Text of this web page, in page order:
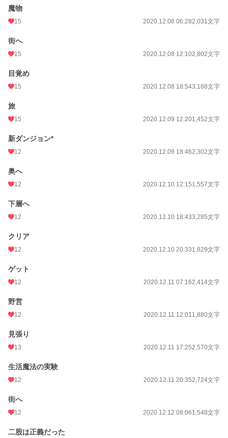
魔物
15 2020.12.08 06:282,031文字
街へ
15 2020.12.08 12:102,802文字
目覚め
15 2020.12.08 18:543,168文字
旅
15 2020.12.09 12:201,452文字
新ダンジョン*
12 2020.12.09 18:462,302文字
奥へ
12 2020.12.10 12:151,557文字
下層へ
12 2020.12.10 18:433,285文字
クリア
12 2020.12.10 20:331,829文字
ゲット
12 2020.12.11 07:162,414文字
野営
12 2020.12.11 12:011,880文字
見張り
13 2020.12.11 17:252,570文字
生活魔法の実験
12 2020.12.11 20:352,724文字
街へ
12 2020.12.12 08:061,548文字
二股は正義だった